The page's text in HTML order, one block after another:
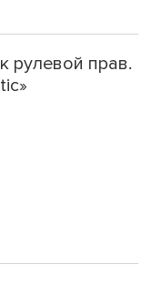
рулевой прав.